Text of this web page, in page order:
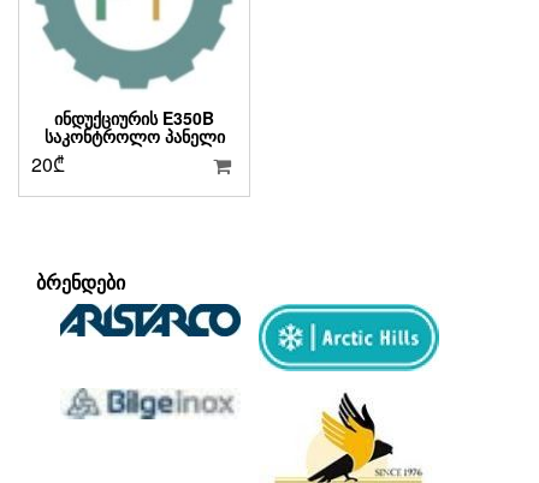
ᲘᲜᲓᲣᲥᲪᲘᲣᲠᲘᲡ E350B
ᲡᲐᲙᲝᲜᲢᲠᲝᲚᲝ ᲞᲐᲜᲔᲚᲘ
20₾
ᲑᲠᲔᲜᲓᲔᲑᲘ